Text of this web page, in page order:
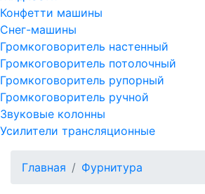
Конфетти машины
Снег-машины
Громкоговоритель настенный
Громкоговоритель потолочный
Громкоговоритель рупорный
Громкоговоритель ручной
Звуковые колонны
Усилители трансляционные
Главная Фурнитура